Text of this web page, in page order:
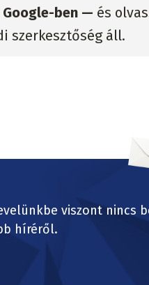
ben — és
szerkesztőség áll.
viszont nincs
híréről.